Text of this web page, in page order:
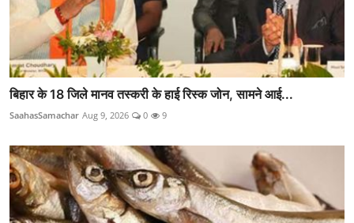
बिहार के 18 जिले मानव तस्करी के हाई रिस्क जोन, सामने आई...
SaahasSamachar Aug 9, 2026 0 9